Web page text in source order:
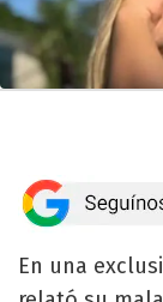
En una